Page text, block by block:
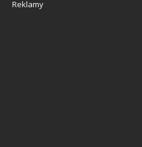
Reklamy